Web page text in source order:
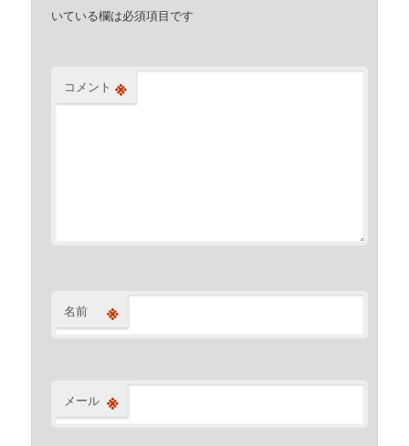
いている欄は必須項目です
コメント ※
名前 ※
メール ※